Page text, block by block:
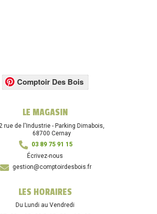
Comptoir Des Bois
LE MAGASIN
2 rue de l'Industrie - Parking Dimabois,
68700 Cernay
03 89 75 91 15
Écrivez-nous
gestion@comptoirdesbois.fr
LES HORAIRES
Du Lundi au Vendredi